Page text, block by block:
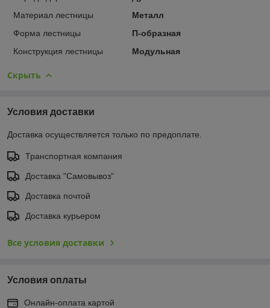
Материал лестницы
Металл
Форма лестницы
П-образная
Конструкция лестницы
Модульная
Скрыть
Условия доставки
Доставка осуществляется только по предоплате.
Транспортная компания
Доставка "Самовывоз"
Доставка почтой
Доставка курьером
Все условия доставки
Условия оплаты
Онлайн-оплата картой